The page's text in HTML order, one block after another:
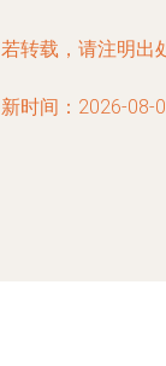
转载，请注明出
时间：2026-08-